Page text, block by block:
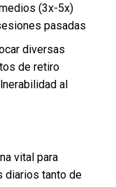
(3x-5x)
pasadas
diversas
de retiro
al
vital para
diarios tanto de